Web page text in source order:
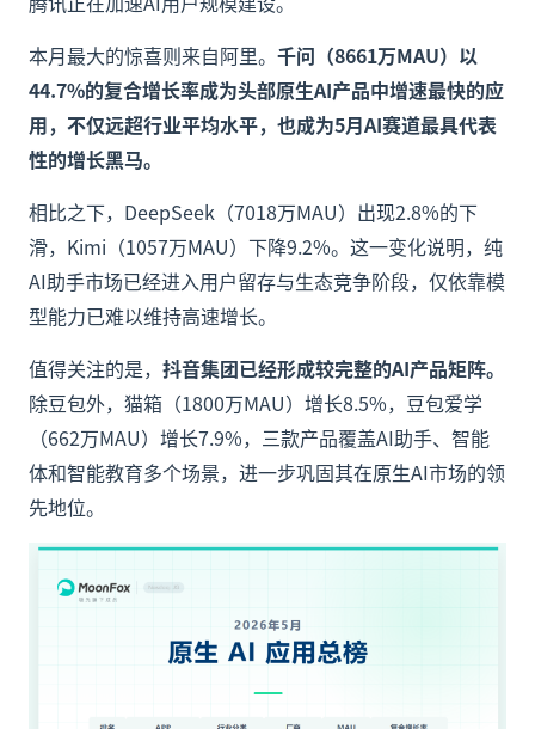
本月最大的惊喜则来自阿里。 千问（8661万MAU）以
44.7%的复合增长率成为头部原生AI产品中增速最快的应
用，不仅远超行业平均水平，也成为5月AI赛道最具代表
性的增长黑马。
相比之下，DeepSeek（7018万MAU）出现2.8%的下
滑，Kimi（1057万MAU）下降9.2%。这一变化说明，纯
AI助手市场已经进入用户留存与生态竞争阶段，仅依靠模
型能力已难以维持高速增长。
值得关注的是， 抖音集团已经形成较完整的AI产品矩阵。
除豆包外，猫箱（1800万MAU）增长8.5%，豆包爱学
（662万MAU）增长7.9%，三款产品覆盖AI助手、智能
体和智能教育多个场景，进一步巩固其在原生AI市场的领
先地位。